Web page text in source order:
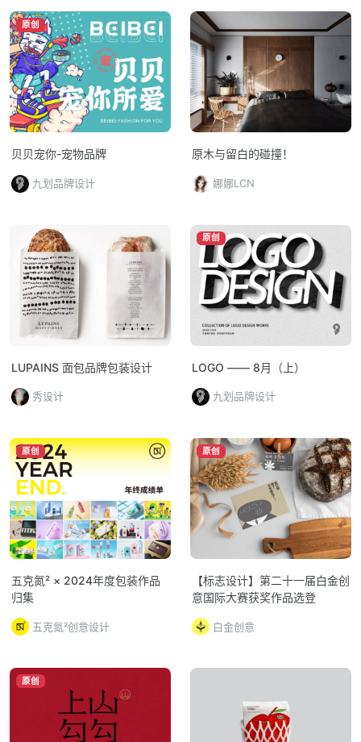
原创
贝贝宠你-宠物品牌
九划品牌设计
原木与留白的碰撞！
娜娜LCN
LUPAINS 面包品牌包装设计
秀设计
原创
LOGO —— 8月（上）
九划品牌设计
原创
五克氮² × 2024年度包装作品
归集
五克氮²创意设计
原创
【标志设计】第二十一届白金创
意国际大赛获奖作品选登
白金创意
原创